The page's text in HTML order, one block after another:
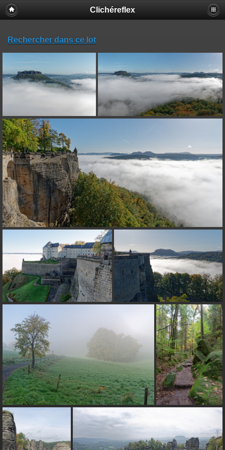
Clichéreflex
Rechercher dans ce lot